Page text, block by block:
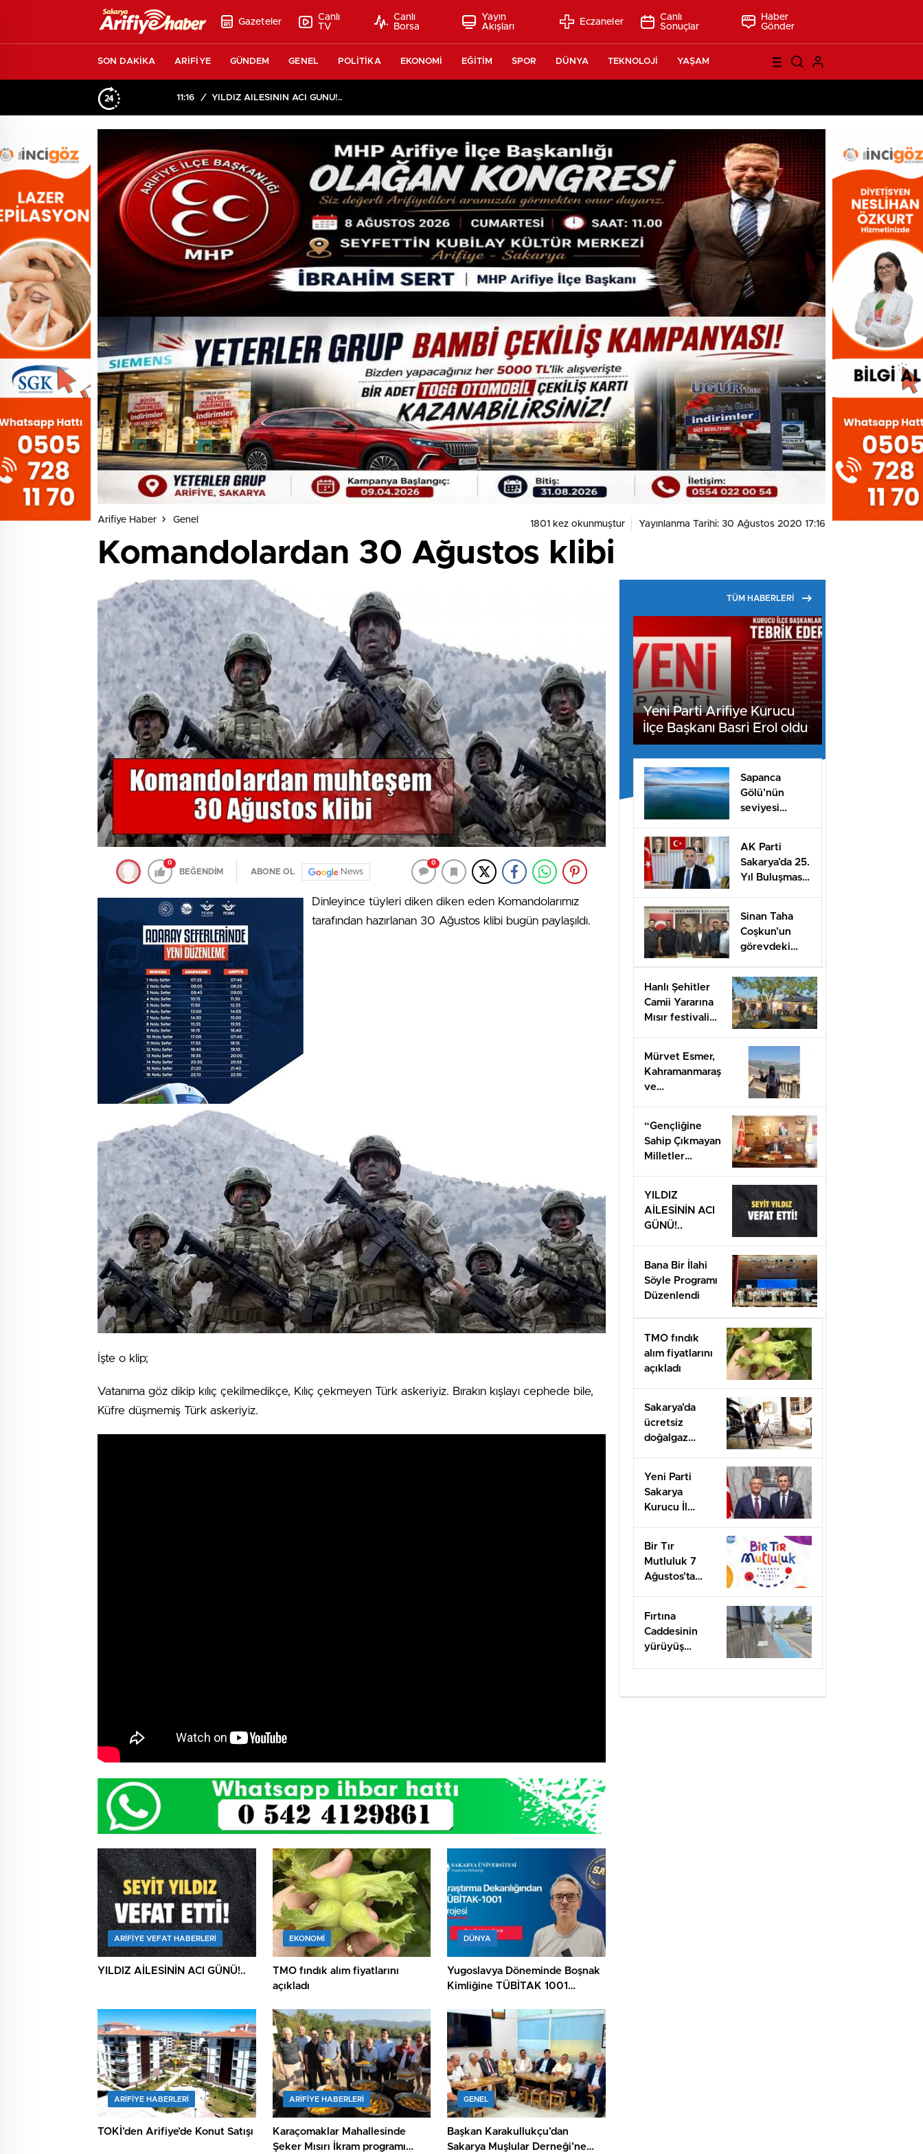
Gazeteler
Canlı
TV
Canlı
Borsa
Yayın
Akışları
Eczaneler
Canlı
Sonuçlar
Haber
Gönder
SON DAKİKA ARİFİYE GÜNDEM GENEL POLİTİKA EKONOMİ EĞİTİM SPOR DÜNYA TEKNOLOJİ YAŞAM
11:16 / YILDIZ AİLESİNİN ACI GÜNÜ!..
Arifiye Haber Genel 1801 kez okunmuştur Yayınlanma Tarihi: 30 Ağustos 2020 17:16
Komandolardan 30 Ağustos klibi
0
BEĞENDİM ABONE OL News
0
Dinleyince tüyleri diken diken eden Komandolarımız
tarafından hazırlanan 30 Ağustos klibi bugün paylaşıldı.
İşte o klip;
Vatanıma göz dikip kılıç çekilmedikçe, Kılıç çekmeyen Türk askeriyiz. Bırakın kışlayı cephede bile,
Küfre düşmemiş Türk askeriyiz.
ARIFIYE VEFAT HABERLERI
YILDIZ AİLESİNİN ACI GÜNÜ!..
EKONOMİ
TMO fındık alım fiyatlarını
açıkladı
DÜNYA
Yugoslavya Döneminde Boşnak
Kimliğine TÜBİTAK 1001
ARIFIYE HABERLERI
TOKİ’den Arifiye’de Konut Satışı
ARIFIYE HABERLERI
Karaçomaklar Mahallesinde
Şeker Mısırı İkram programı
GENEL
Başkan Karakullukçu’dan
Sakarya Muşlular Derneği’ne
TÜM HABERLERİ
Yeni Parti Arifiye Kurucu
İlçe Başkanı Basri Erol oldu
Sapanca
Gölü’nün
seviyesi
üzerinde
AK Parti
Sakarya’da 25.
Yıl Buluşması
Sinan Taha
Coşkun’un
görevdeki
kutlandı.
Hanlı Şehitler
Camii Yararına
Mısır festivali
Mürvet Esmer,
Kahramanmaraş
ve
mesaj
gönderdi.
“Gençliğine
Sahip Çıkmayan
Milletler
YILDIZ
AİLESİNİN ACI
GÜNÜ!..
Bana Bir İlahi
Söyle Programı
Düzenlendi
TMO fındık
alım fiyatlarını
açıkladı
Sakarya’da
ücretsiz
doğalgaz
başladı
Yeni Parti
Sakarya
Kurucu İl
Bir Tır
Mutluluk 7
Ağustos’ta
Fırtına
Caddesinin
yürüyüş